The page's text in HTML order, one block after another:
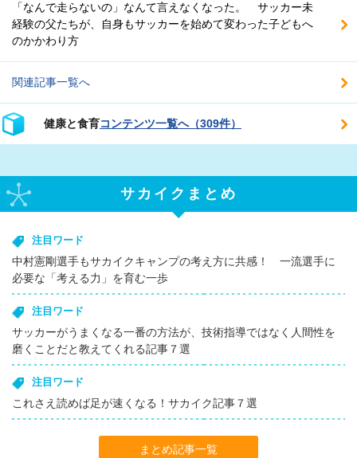
「なんで走らないの」なんて言えなくなった。 サッカー未
経験の父たちが、自身もサッカーを始めて変わった子どもへ
のかかわり方
関連記事一覧へ
健康と食育コンテンツ一覧へ（309件）
サカイクまとめ
注目ワード
中村憲剛選手もサカイクキャンプの考え方に共感！ 一流選手に
必要な「考える力」を育む一歩
注目ワード
サッカーがうまくなる一番の方法が、技術指導ではなく人間性を
磨くことだと教えてくれる記事７選
注目ワード
これさえ読めば足が速くなる！サカイク記事７選
まとめ記事一覧